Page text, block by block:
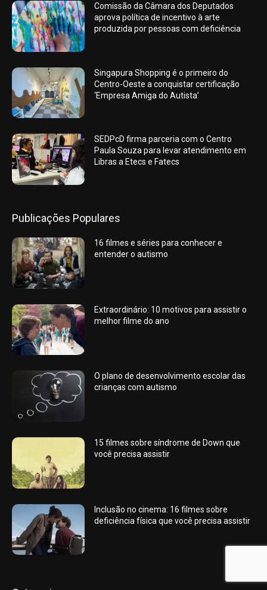
Comissão da Câmara dos Deputados
aprova política de incentivo à arte
produzida por pessoas com deficiência
Singapura Shopping é o primeiro do
Centro-Oeste a conquistar certificação
‘Empresa Amiga do Autista’
SEDPcD firma parceria com o Centro
Paula Souza para levar atendimento em
Libras a Etecs e Fatecs
Publicações Populares
16 filmes e séries para conhecer e
entender o autismo
Extraordinário: 10 motivos para assistir o
melhor filme do ano
O plano de desenvolvimento escolar das
crianças com autismo
15 filmes sobre síndrome de Down que
você precisa assistir
Inclusão no cinema: 16 filmes sobre
deficiência física que você precisa assistir